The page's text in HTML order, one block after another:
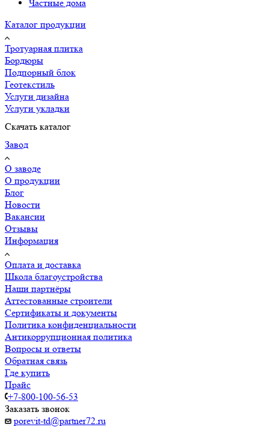
Частные дома
Каталог продукции
Тротуарная плитка
Бордюры
Подпорный блок
Геотекстиль
Услуги дизайна
Услуги укладки
Скачать каталог
Завод
О заводе
О продукции
Блог
Новости
Вакансии
Отзывы
Информация
Оплата и доставка
Школа благоустройства
Наши партнёры
Аттестованные строители
Сертификаты и документы
Политика конфиденциальности
Антикоррупционная политика
Вопросы и ответы
Обратная связь
Где купить
Прайс
+7-800-100-56-53
Заказать звонок
porevit-td@partner72.ru